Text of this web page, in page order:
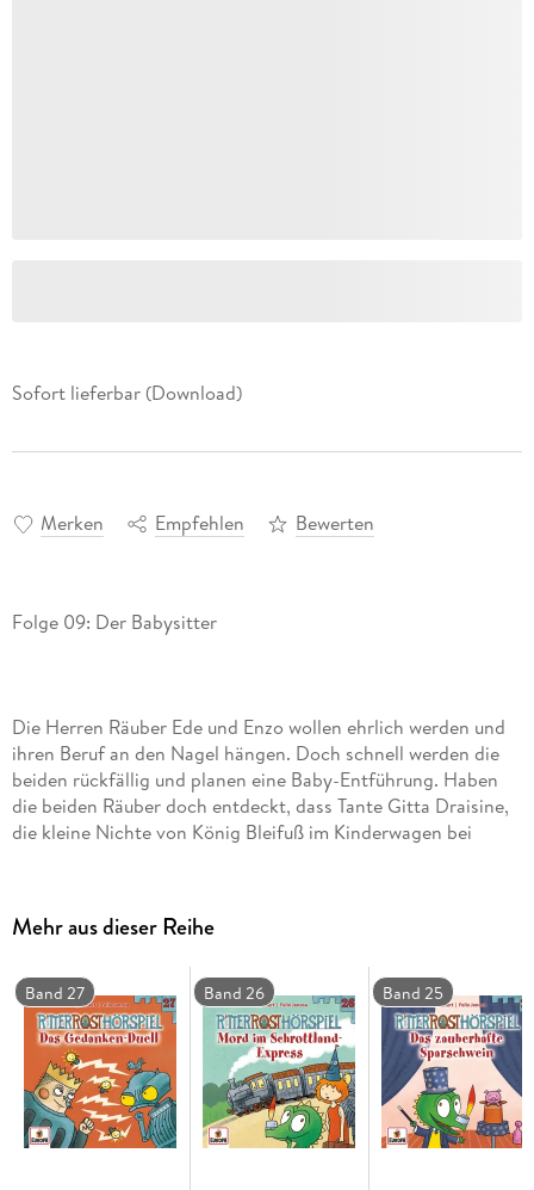
Sofort lieferbar (Download)
Merken Empfehlen Bewerten
Folge 09: Der Babysitter
Die Herren Räuber Ede und Enzo wollen ehrlich werden und
ihren Beruf an den Nagel hängen. Doch schnell werden die
beiden rückfällig und planen eine Baby-Entführung. Haben
die beiden Räuber doch entdeckt, dass Tante Gitta Draisine,
die kleine Nichte von König Bleifuß im Kinderwagen bei
das Burgfräulein Bö sind völlig überfordert mit der Kleinen.
Allein Feuerdrache Koks kommt glänzend mit der kleinen
Draisine aus, aber auch nur wenn sie zusammen fern gucken.
Und so etwas kann Bö natürlich auf keinen Fall erlauben!
Mehr aus dieser Reihe
Band 27 Band 26 Band 25